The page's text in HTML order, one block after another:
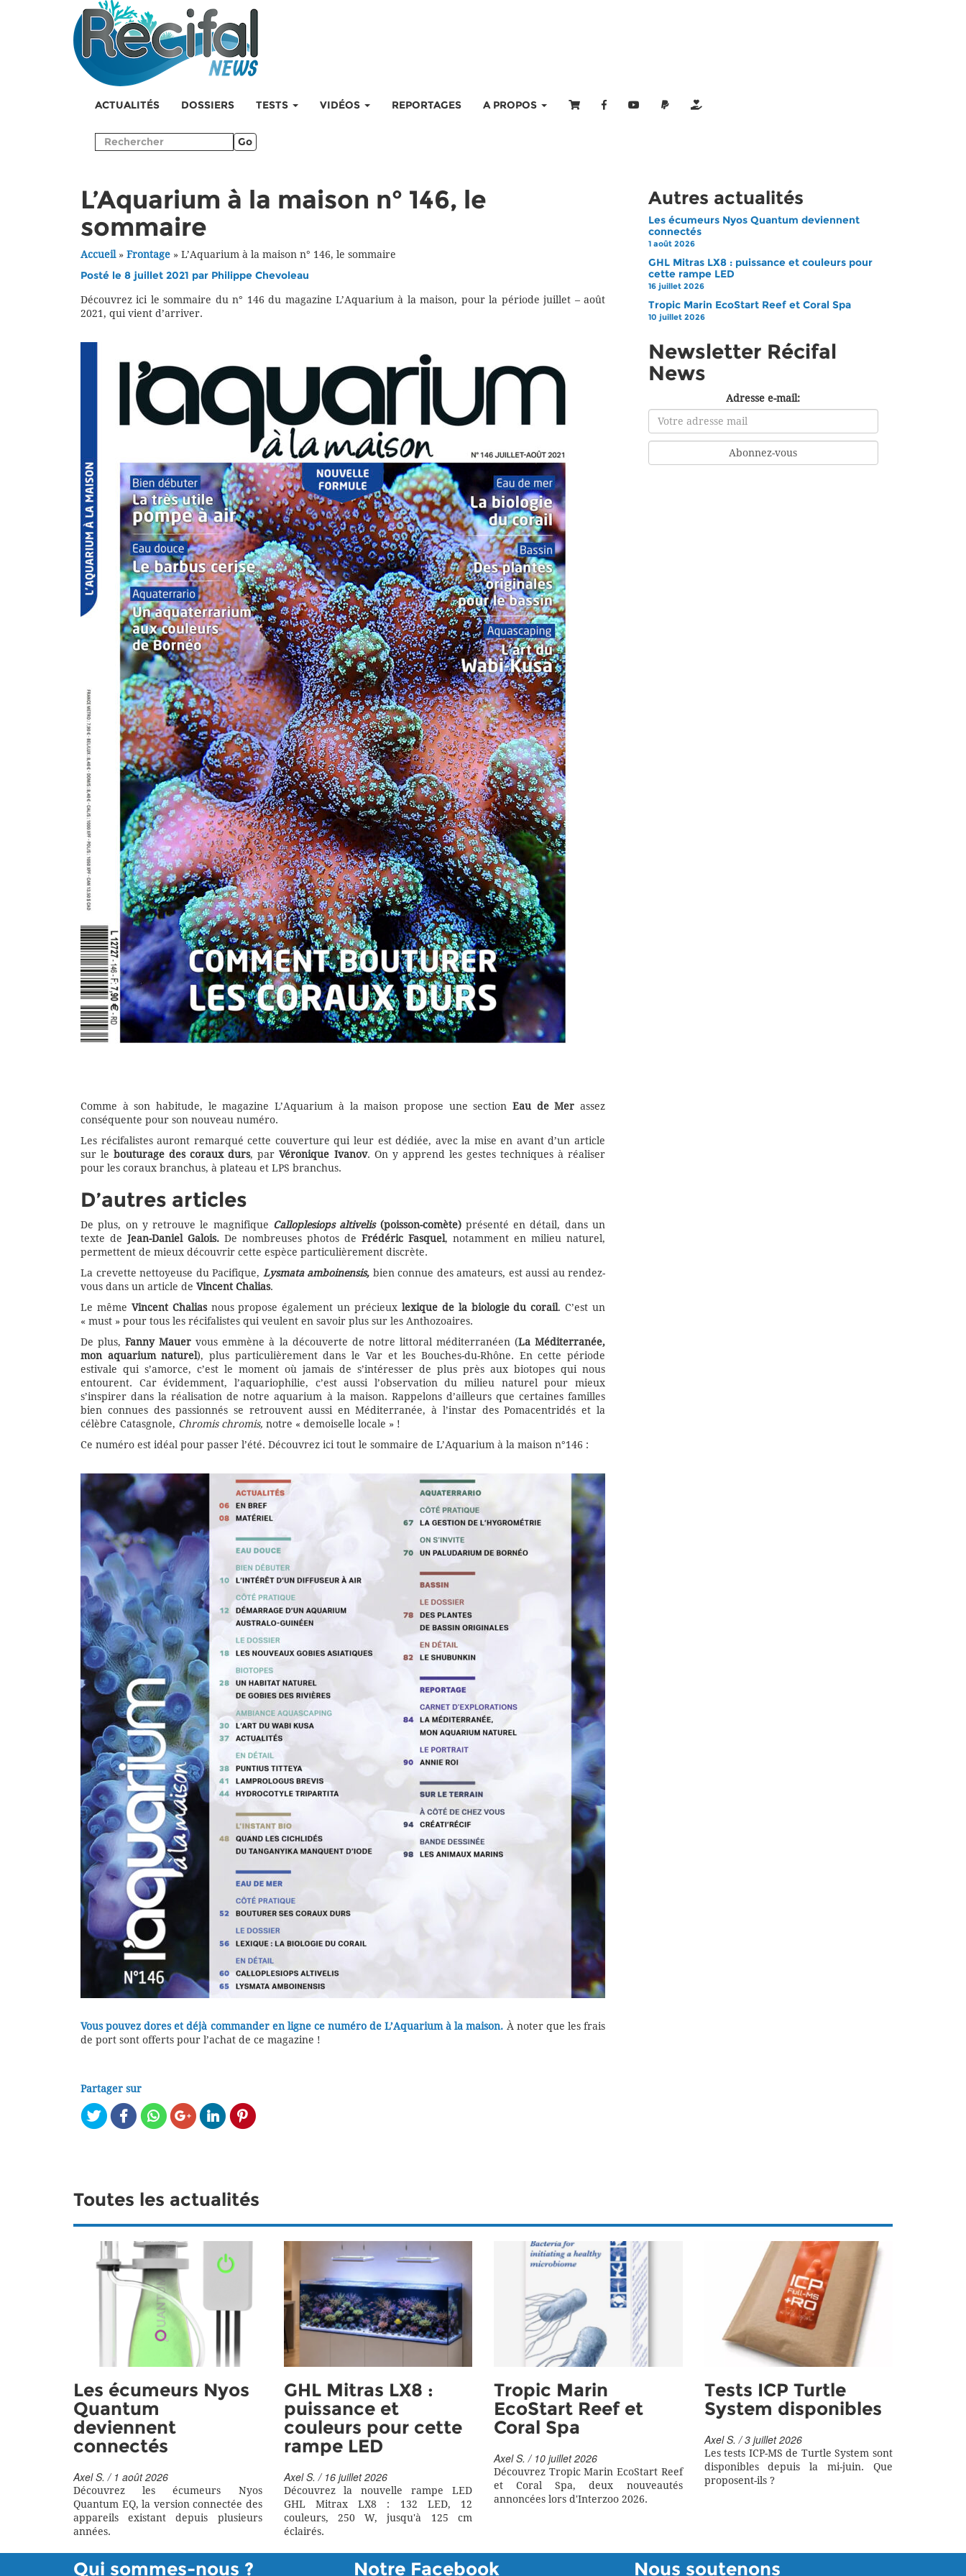
ACTUALITÉS DOSSIERS TESTS VIDÉOS REPORTAGES A PROPOS
Go
L’Aquarium à la maison n° 146, le
sommaire
Accueil» Frontage » L’Aquarium à la maison n° 146, le sommaire
Posté le 8 juillet 2021 par Philippe Chevoleau
Découvrez ici le sommaire du n° 146 du magazine L’Aquarium à la maison, pour la période juillet – août
2021, qui vient d’arriver.
Comme à son habitude, le magazine L’Aquarium à la maison propose une section Eau de Mer assez
conséquente pour son nouveau numéro.
Les récifalistes auront remarqué cette couverture qui leur est dédiée, avec la mise en avant d’un article
sur lebouturage des coraux durs, parVéronique Ivanov. On y apprend les gestes techniques à réaliser
pour les coraux branchus, à plateau et LPS branchus.
D’autres articles
De plus, on y retrouve le magnifique Calloplesiops altivelis(poisson-comète) présenté en détail, dans un
texte de Jean-Daniel Galois. De nombreuses photos de Frédéric Fasquel, notamment en milieu naturel,
permettent de mieux découvrir cette espèce particulièrement discrète.
La crevette nettoyeuse du Pacifique, Lysmata amboinensis, bien connue des amateurs, est aussi au rendez-
vous dans un article de Vincent Chalias.
Le même Vincent Chaliasnous propose également un précieux lexique de la biologie du corail. C’est un
« must » pour tous les récifalistes qui veulent en savoir plus sur les Anthozoaires.
De plus,Fanny Mauer vous emmène à la découverte de notre littoral méditerranéen (La Méditerranée,
mon aquarium naturel), plus particulièrement dans le Var et les Bouches-du-Rhône. En cette période
estivale qui s’amorce, c’est le moment où jamais de s’intéresser de plus près aux biotopes qui nous
entourent. Car évidemment, l’aquariophilie, c’est aussi l’observation du milieu naturel pour mieux
s’inspirer dans la réalisation de notre aquarium à la maison. Rappelons d’ailleurs que certaines familles
bien connues des passionnés se retrouvent aussi en Méditerranée, à l’instar des Pomacentridés et la
célèbre Catasgnole, Chromis chromis, notre « demoiselle locale » !
Ce numéro est idéal pour passer l’été. Découvrez ici tout le sommaire de L’Aquarium à la maison n°146 :
Vous pouvez dores et déjà commander en ligne ce numéro de L’Aquarium à la maison. À noter que les frais
de port sont offerts pour l’achat de ce magazine !
Partager sur
Autres actualités
Les écumeurs Nyos Quantum deviennent
connectés
1 août 2026
GHL Mitras LX8 : puissance et couleurs pour
cette rampe LED
16 juillet 2026
Tropic Marin EcoStart Reef et Coral Spa
10 juillet 2026
Newsletter Récifal
News
Adresse e-mail:
Toutes les actualités
Les écumeurs Nyos
Quantum
deviennent
connectés
Axel S. / 1 août 2026
Découvrez les écumeurs Nyos
Quantum EQ, la version connectée des
appareils existant depuis plusieurs
années.
GHL Mitras LX8 :
puissance et
couleurs pour cette
rampe LED
Axel S. / 16 juillet 2026
Découvrez la nouvelle rampe LED
GHL Mitrax LX8 : 132 LED, 12
couleurs, 250 W, jusqu'à 125 cm
éclairés.
Tropic Marin
EcoStart Reef et
Coral Spa
Axel S. / 10 juillet 2026
Découvrez Tropic Marin EcoStart Reef
et Coral Spa, deux nouveautés
annoncées lors d'Interzoo 2026.
Tests ICP Turtle
System disponibles
Axel S. / 3 juillet 2026
Les tests ICP-MS de Turtle System sont
disponibles depuis la mi-juin. Que
proposent-ils ?
Qui sommes-nous ? Notre Facebook Nous soutenons